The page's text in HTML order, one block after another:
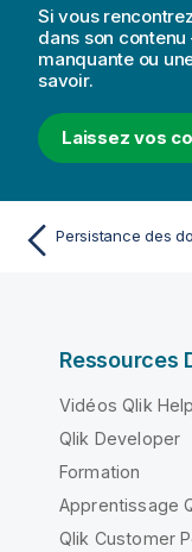
Si vous
dans son
manquante ou
savoir.
Laissez vos
Persistance des
Ressources
Vidéos Qlik Help
Qlik Developer
Formation
Apprentissage
Qlik Customer